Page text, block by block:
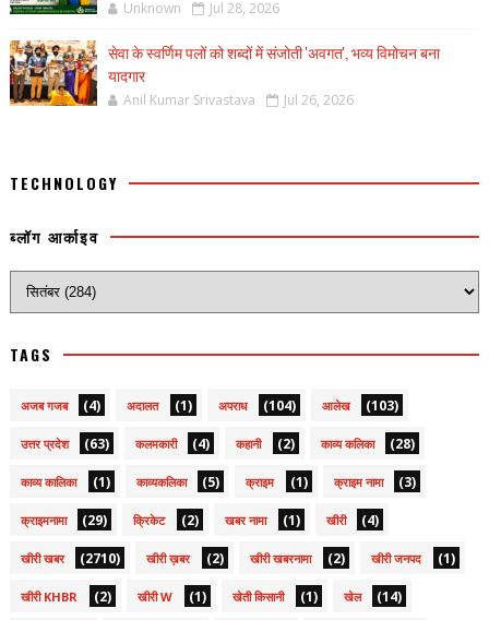
Unknown Jul 28, 2026
सेवा के स्वर्णिम पलों को शब्दों में संजोती 'अवगत', भव्य विमोचन बना
यादगार
Anil Kumar Srivastava Jul 26, 2026
TECHNOLOGY
ब्लॉग आर्काइव
TAGS
अजब गजब (4) अदालत (1) अपराध (104) आलेख (103)
उत्तर प्रदेश (63) कलमकारी (4) कहानी (2) काव्य कलिका (28)
काव्य कालिका (1) काव्यकलिका (5) क्राइम (1) क्राइम नामा (3)
क्राइमनामा (29) क्रिकेट (2) खबर नामा (1) खीरी (4)
खीरी खबर (2710) खीरी ख़बर (2) खीरी खबरनामा (2) खीरी जनपद (1)
खीरी KHBR (2) खीरी W (1) खेती किसानी (1) खेल (14)